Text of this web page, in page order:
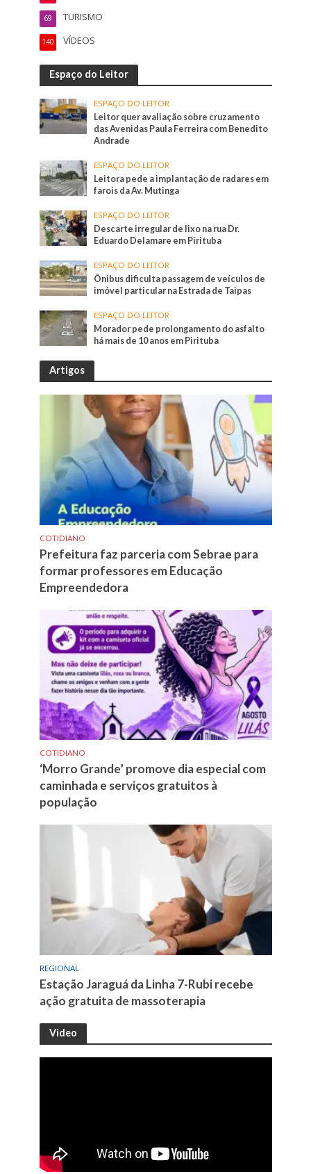
TURISMO
69
VÍDEOS
140
Espaço do Leitor
ESPAÇO DO LEITOR
Leitor quer avaliação sobre cruzamento
das Avenidas Paula Ferreira com Benedito
Andrade
ESPAÇO DO LEITOR
Leitora pede a implantação de radares em
farois da Av. Mutinga
ESPAÇO DO LEITOR
Descarte irregular de lixo na rua Dr.
Eduardo Delamare em Pirituba
ESPAÇO DO LEITOR
Ônibus dificulta passagem de veículos de
imóvel particular na Estrada de Taipas
ESPAÇO DO LEITOR
Morador pede prolongamento do asfalto
há mais de 10 anos em Pirituba
Artigos
COTIDIANO
Prefeitura faz parceria com Sebrae para
formar professores em Educação
Empreendedora
COTIDIANO
‘Morro Grande’ promove dia especial com
caminhada e serviços gratuitos à
população
REGIONAL
Estação Jaraguá da Linha 7-Rubi recebe
ação gratuita de massoterapia
Video